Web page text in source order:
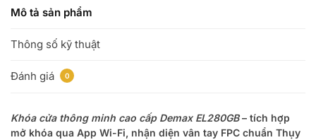
Mô tả sản phẩm
Thông số kỹ thuật
Đánh giá 0
Khóa cửa thông minh cao cấp Demax EL280GB – tích hợp
mở khóa qua App Wi-Fi, nhận diện vân tay FPC chuẩn Thụy